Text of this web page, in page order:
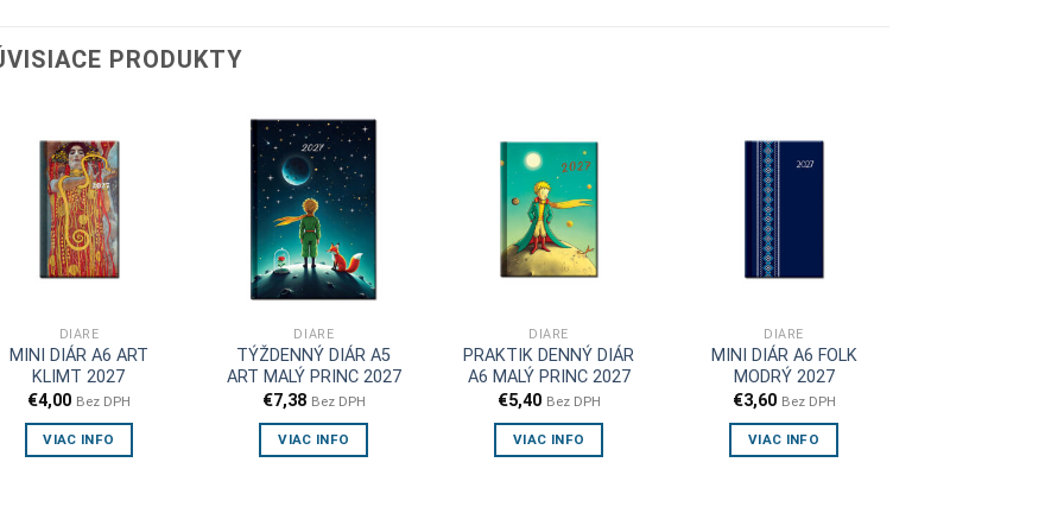
PRODUKTY
DIÁRE
MINI DIÁR A6 ART
KLIMT 2027
€4,00 Bez DPH
VIAC INFO
DIÁRE
TÝŽDENNÝ DIÁR A5
ART MALÝ PRINC 2027
€7,38 Bez DPH
VIAC INFO
DIÁRE
PRAKTIK DENNÝ DIÁR
A6 MALÝ PRINC 2027
€5,40 Bez DPH
VIAC INFO
DIÁRE
MINI DIÁR A6 FOLK
MODRÝ 2027
€3,60 Bez DPH
VIAC INFO